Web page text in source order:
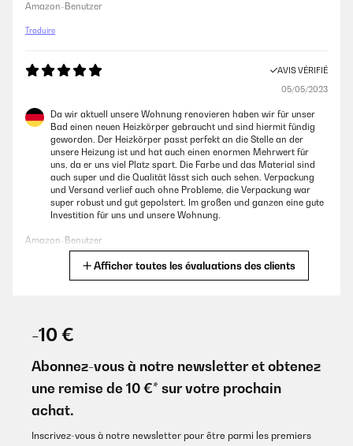
Amazon-Benutzer
Traduire
AVIS VÉRIFIÉ
05/05/2023
Da wir aktuell unsere Wohnung renovieren haben wir für unser
Bad einen neuen Heizkörper gebraucht und sind hiermit fündig
geworden. Der Heizkörper passt perfekt an die Stelle an der
unsere Heizung ist und hat auch einen enormen Mehrwert für
uns, da er uns viel Platz spart. Die Farbe und das Material sind
auch super und die Qualität lässt sich auch sehen. Verpackung
und Versand verlief auch ohne Probleme, die Verpackung war
super robust und gut gepolstert. Im großen und ganzen eine gute
Investition für uns und unsere Wohnung.
Amazon-Benutzer
Bad sehr klein ist und wir ihn zur Ergänzung für die
Fußbodenheizung benötigen. Die Installation durch einen
befreundetet Fachmann hat auch super geklappt. Die
Verarbeitung und Qualität hat auch einen guten Eindruck
gemacht. Außerdem macht er einen schicken Eindruck im Bad
Afficher toutes les évaluations des clients
-10 €
Abonnez-vous à notre newsletter et obtenez
une remise de 10 €* sur votre prochain
achat.
Inscrivez-vous à notre newsletter pour être parmi les premiers